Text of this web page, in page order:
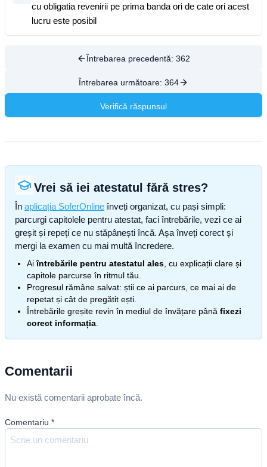
cu obligatia revenirii pe prima banda ori de cate ori acest
lucru este posibil
Întrebarea precedentă: 362
Întrebarea următoare: 364
Verifică răspunsul
Vrei să iei atestatul fără stres?
În aplicația SoferOnline înveți organizat, cu pași simpli:
parcurgi capitolele pentru atestat, faci întrebările, vezi ce ai
greșit și repeți ce nu stăpânești încă. Așa înveți corect și
mergi la examen cu mai multă încredere.
Aiîntrebările pentru atestatul ales , cu explicații clare și
capitole parcurse în ritmul tău.
Progresul rămâne salvat: știi ce ai parcurs, ce mai ai de
repetat și cât de pregătit ești.
Întrebările greșite revin în mediul de învățare până fixezi
corect informația
Comentarii
Nu există comentarii aprobate încă.
Comentariu *